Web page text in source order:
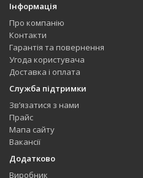
Інформація
Про компанію
Контакти
Гарантія та повернення
Угода користувача
Доставка і оплата
Служба підтримки
Зв’язатися з нами
Прайс
Мапа сайту
Вакансії
Додатково
Виробник